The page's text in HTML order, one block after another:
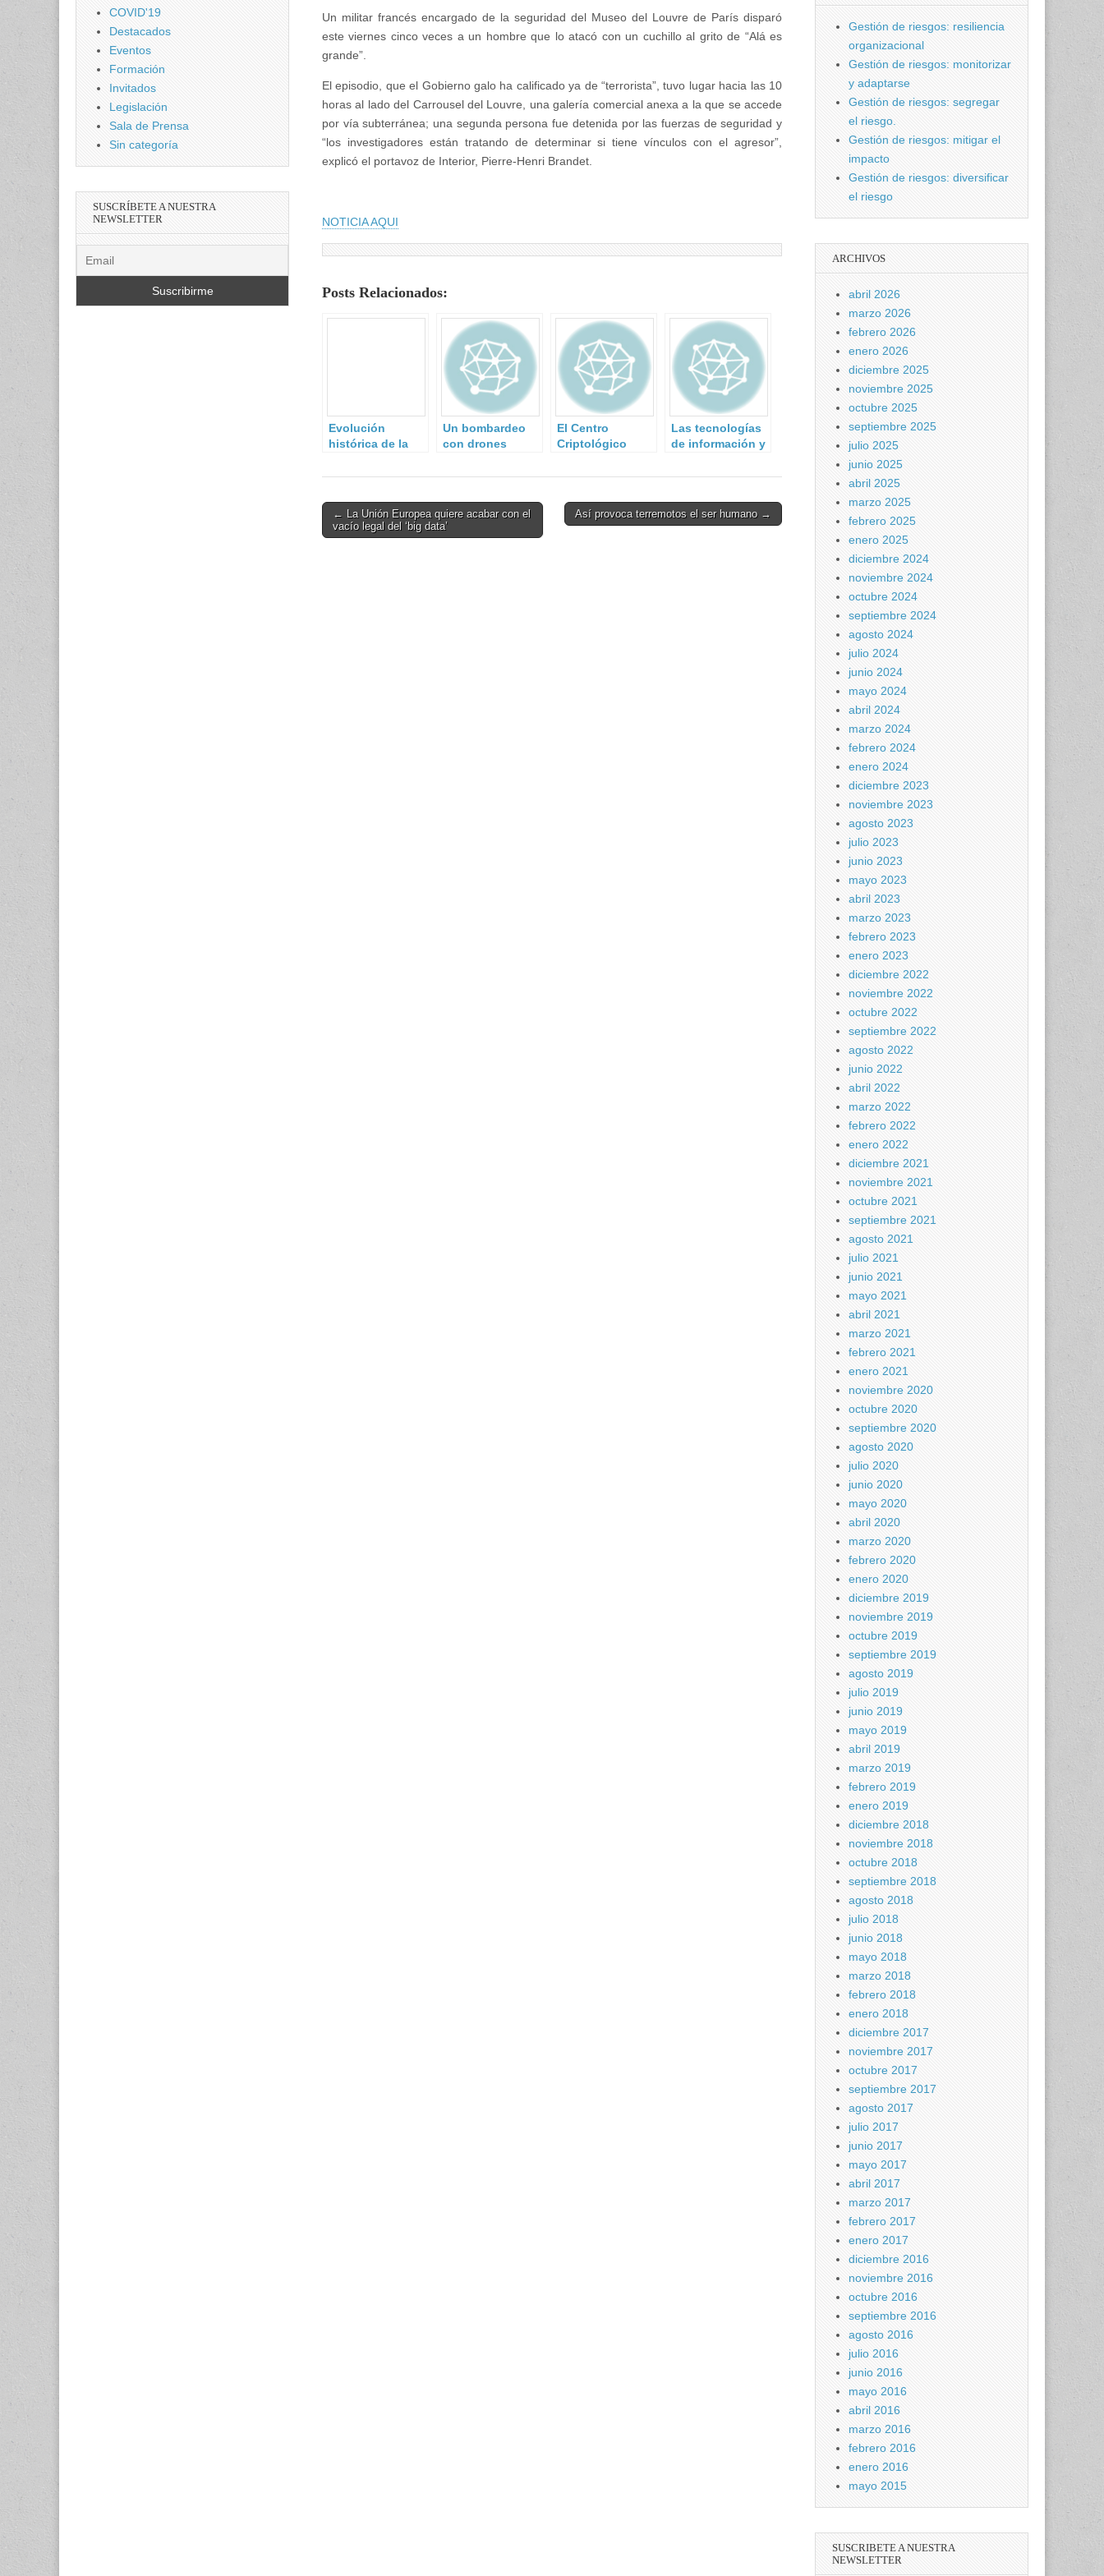
Un militar francés encargado de la seguridad del Museo del Louvre de París disparó
este viernes cinco veces a un hombre que lo atacó con un cuchillo al grito de “Alá es
grande”.
El episodio, que el Gobierno galo ha calificado ya de “terrorista”, tuvo lugar hacia las 10
horas al lado del Carrousel del Louvre, una galería comercial anexa a la que se accede
por vía subterránea; una segunda persona fue detenida por las fuerzas de seguridad y
“los investigadores están tratando de determinar si tiene vínculos con el agresor”,
explicó el portavoz de Interior, Pierre-Henri Brandet.
NOTICIA AQUI
Posts Relacionados:
Evolución
histórica de la
Defensa en
Un bombardeo
con drones
una treintena de
Daesh en Siria.
El Centro
Criptológico
participa en el
la
Ciberseguridad
Las tecnologías
de información y
de los riesgos de
Post
navigation
← La Unión Europea quiere acabar con el
vacío legal del ‘big data’
Así provoca terremotos el ser humano →
COVID'19
Destacados
Eventos
Formación
Invitados
Legislación
Sala de Prensa
Sin categoría
SUSCRÍBETE A NUESTRA
NEWSLETTER
Gestión de riesgos: resiliencia
organizacional
Gestión de riesgos: monitorizar
y adaptarse
Gestión de riesgos: segregar
el riesgo.
Gestión de riesgos: mitigar el
impacto
Gestión de riesgos: diversificar
el riesgo
ARCHIVOS
abril 2026
marzo 2026
febrero 2026
enero 2026
diciembre 2025
noviembre 2025
octubre 2025
septiembre 2025
julio 2025
junio 2025
abril 2025
marzo 2025
febrero 2025
enero 2025
diciembre 2024
noviembre 2024
octubre 2024
septiembre 2024
agosto 2024
julio 2024
junio 2024
mayo 2024
abril 2024
marzo 2024
febrero 2024
enero 2024
diciembre 2023
noviembre 2023
agosto 2023
julio 2023
junio 2023
mayo 2023
abril 2023
marzo 2023
febrero 2023
enero 2023
diciembre 2022
noviembre 2022
octubre 2022
septiembre 2022
agosto 2022
junio 2022
abril 2022
marzo 2022
febrero 2022
enero 2022
diciembre 2021
noviembre 2021
octubre 2021
septiembre 2021
agosto 2021
julio 2021
junio 2021
mayo 2021
abril 2021
marzo 2021
febrero 2021
enero 2021
noviembre 2020
octubre 2020
septiembre 2020
agosto 2020
julio 2020
junio 2020
mayo 2020
abril 2020
marzo 2020
febrero 2020
enero 2020
diciembre 2019
noviembre 2019
octubre 2019
septiembre 2019
agosto 2019
julio 2019
junio 2019
mayo 2019
abril 2019
marzo 2019
febrero 2019
enero 2019
diciembre 2018
noviembre 2018
octubre 2018
septiembre 2018
agosto 2018
julio 2018
junio 2018
mayo 2018
marzo 2018
febrero 2018
enero 2018
diciembre 2017
noviembre 2017
octubre 2017
septiembre 2017
agosto 2017
julio 2017
junio 2017
mayo 2017
abril 2017
marzo 2017
febrero 2017
enero 2017
diciembre 2016
noviembre 2016
octubre 2016
septiembre 2016
agosto 2016
julio 2016
junio 2016
mayo 2016
abril 2016
marzo 2016
febrero 2016
enero 2016
mayo 2015
SUSCRIBETE A NUESTRA
NEWSLETTER